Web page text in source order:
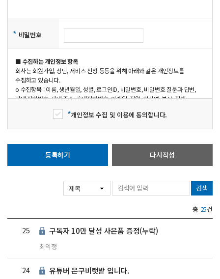
* 비밀번호
■ 수집하는 개인정보 항목
회사는 회원가입, 상담, 서비스 신청 등등을 위해 아래와 같은 개인정보를
수집하고 있습니다.
ο 수집항목 : 이름, 생년월일, 성별, 로그인ID, 비밀번호, 비밀번호 질문과 답변,
자택 전화번호, 자택 주소, 휴대전화번호, 이메일, 직업, 회사명, 부서, 직책,
회사전화번호, 취미, 결혼여부, 기념일, 주민등록번호, 서비스 이용기록, 접속
로그, 접속 IP 정보, 결제기록, 법정대리인 정보
■ 개인정보의 수집 및 이용목적
*개인정보 수집 및 이용에 동의합니다.
등록하기 다시작성
검색
총 25건
25 구독자 10만 달성 사은품 증정(누락)
최익정
24 유튜버 은구비텃밭 입니다.